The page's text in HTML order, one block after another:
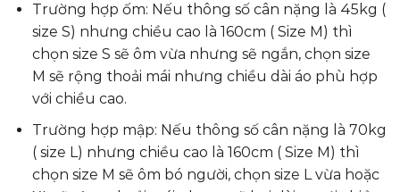
Trường hợp ốm: Nếu thông số cân nặng là 45kg (
size S) nhưng chiều cao là 160cm ( Size M) thì
chọn size S sẽ ôm vừa nhưng sẽ ngắn, chọn size
M sẽ rộng thoải mái nhưng chiều dài áo phù hợp
với chiều cao.
Trường hợp mập: Nếu thông số cân nặng là 70kg
( size L) nhưng chiều cao là 160cm ( Size M) thì
chọn size M sẽ ôm bó người, chọn size L vừa hoặc